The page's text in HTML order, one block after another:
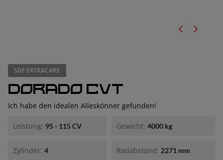
SDF EXTRACARE
DORADO CVT
Ich habe den idealen Alleskönner gefunden!
Leistung: 95 - 115 CV Gewicht: 4000 kg
Zylinder: 4 Radabstand: 2271 mm